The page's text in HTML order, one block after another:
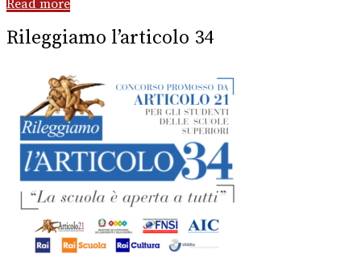
Read more
Rileggiamo l’articolo 34